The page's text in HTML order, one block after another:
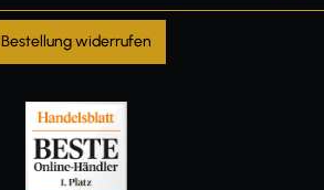
Bestellung widerrufen